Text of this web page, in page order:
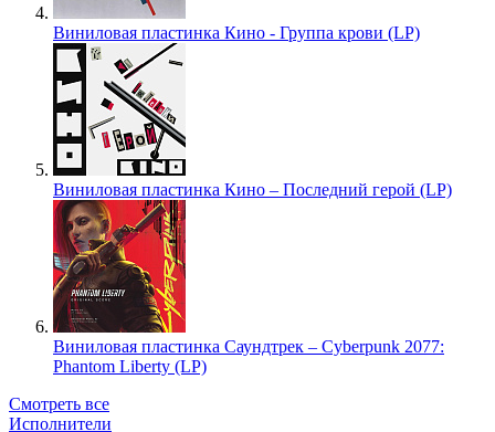
Виниловая пластинка Кино - Группа крови (LP)
Виниловая пластинка Кино – Последний герой (LP)
Виниловая пластинка Саундтрек – Cyberpunk 2077:
Phantom Liberty (LP)
Смотреть все
Исполнители